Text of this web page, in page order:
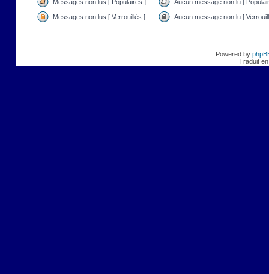
Messages non lus [ Populaires ] Aucun message non lu [
Messages non lus [ Verrouillés ] Aucun message non lu [
Powered by
Traduit